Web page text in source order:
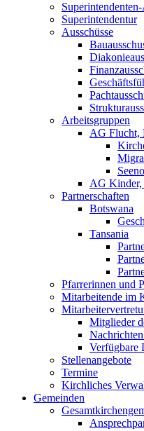
Superintendentur
Ausschüsse
Arbeitsgruppen
AG Flucht,
AG Kinder,
Partnerschaften
Botswana
Tansania
Pfarrerinnen und
Mitarbeitende im
Mitglieder
Verfügbare
Stellenangebote
Termine
Kirchliches
Gemeinden